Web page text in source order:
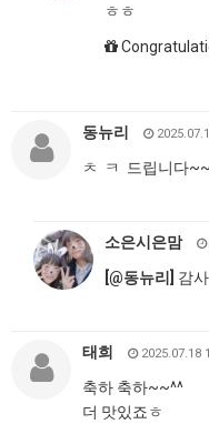
ㅎㅎ
동뉴리
ㅊ ㅋ 드립니다
소은시은맘
@동뉴리] 감
태희 2025.07.18
축하 축하~~^^
더 맛있죠ㅎ